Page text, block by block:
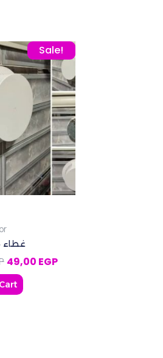
Sale!
غطاء
Original price was: 73,00 EGP.
49,00 EGP
Current price is: 49,00